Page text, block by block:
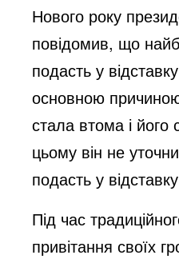
Нового року
повідомив, що
подасть у
основною
стала втома і його
цьому він не
подасть у
Під час
привітання своїх